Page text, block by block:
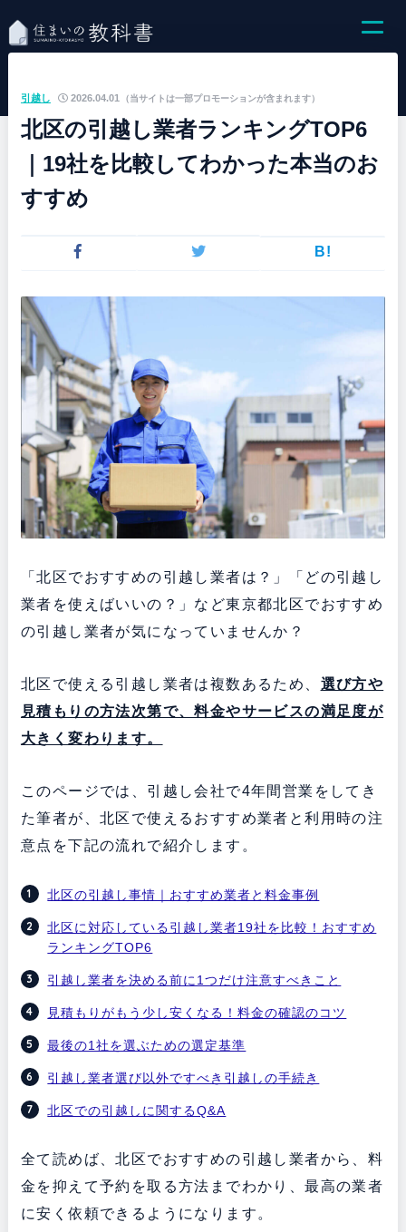
（当サイトは一部プロモーションが含まれます）
引越し 2026.04.01
北区の引越し業者ランキングTOP6
｜19社を比較してわかった本当のお
すすめ
B!
「北区でおすすめの引越し業者は？」「どの引越し
業者を使えばいいの？」など東京都北区でおすすめ
の引越し業者が気になっていませんか？
北区で使える引越し業者は複数あるため、 選び方や
見積もりの方法次第で、料金やサービスの満足度が
大きく変わります。
このページでは、引越し会社で4年間営業をしてき
た筆者が、北区で使えるおすすめ業者と利用時の注
意点を下記の流れで紹介します。
北区の引越し事情｜おすすめ業者と料金事例
北区に対応している引越し業者19社を比較！おすすめ
ランキングTOP6
引越し業者を決める前に1つだけ注意すべきこと
見積もりがもう少し安くなる！料金の確認のコツ
最後の1社を選ぶための選定基準
引越し業者選び以外ですべき引越しの手続き
北区での引越しに関するQ&A
全て読めば、北区でおすすめの引越し業者から、料
金を抑えて予約を取る方法までわかり、最高の業者
に安く依頼できるようになります。